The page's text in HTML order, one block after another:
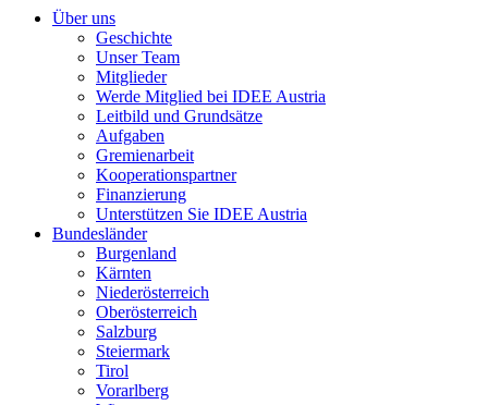
Über uns
Geschichte
Unser Team
Mitglieder
Werde Mitglied bei IDEE Austria
Leitbild und Grundsätze
Aufgaben
Gremienarbeit
Kooperationspartner
Finanzierung
Unterstützen Sie IDEE Austria
Bundesländer
Burgenland
Kärnten
Niederösterreich
Oberösterreich
Salzburg
Steiermark
Tirol
Vorarlberg